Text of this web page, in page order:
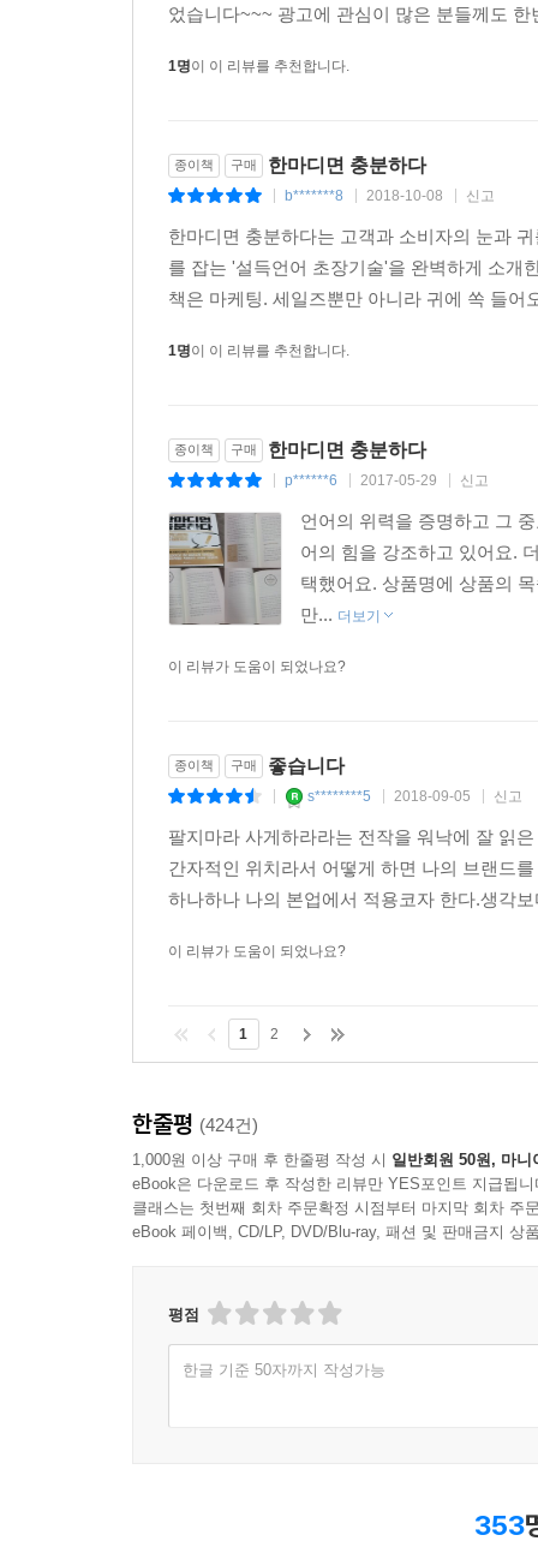
올라 목표까지 상대의 머릿속을 서서히 점령한
--- p.248
었습니다~~~ 광고에 관심이 많은 분들께도
1명이 이 리뷰를 추천합니다.
종이책 구매 한마디면 충분하다
b*******8 2018-10-08 신고
한마디면 충분하다는 고객과 소비자의 눈과
를 잡는 '설득언어 초장기술'을 완벽하게 소개
책은 마케팅. 세일즈뿐만 아니라 귀에 쏙 들
1명이 이 리뷰를 추천합니다.
종이책 구매 한마디면 충분하다
p******6 2017-05-29 신고
언어의 위력을 증명하고 그
어의 힘을 강조하고 있어요.
택했어요. 상품명에 상품의
만... 더보기
이 리뷰가 도움이 되었나요?
종이책 구매 좋습니다
s********5 2018-09-05 신고
팔지마라 사게하라라는 전작을 워낙에 잘 읽
간자적인 위치라서 어떻게 하면 나의 브랜드
하나하나 나의 본업에서 적용코자 한다.생각
이 리뷰가 도움이 되었나요?
1 2
한줄평 (424건)
1,000원 이상 구매 후 한줄평 작성 시 일반회원 50원, 마니
eBook은 다운로드 후 작성한 리뷰만 YES포인트 지급됩니
클래스는 첫번째 회차 주문확정 시점부터 마지막 회차 주
eBook 페이백, CD/LP, DVD/Blu-ray, 패션 및 판매금지 상
평점
한글 기준 50자까지 작성가능
353